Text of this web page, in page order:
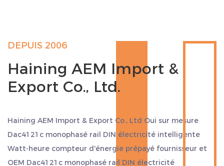
Niveau de protection : IP54
Dimensions : 90 mm (hauteur) × 60 mm (largeur) ×
70 mm (profondeur)
répondre aux besoins de divers environnements de
consommation d'énergie et est largement utilisé
dans les domaines suivants :
DEPUIS 2006
Haining AEM Import &
Export Co., Ltd.
Haining AEM Import & Export Co., Ltd Oui sur mesure
Dac4121c monophasé rail DIN électricité intelligente
Watt-heure compteur d'énergie prépayé fournisseur et
OEM Dac4121c monophasé rail DIN électricité